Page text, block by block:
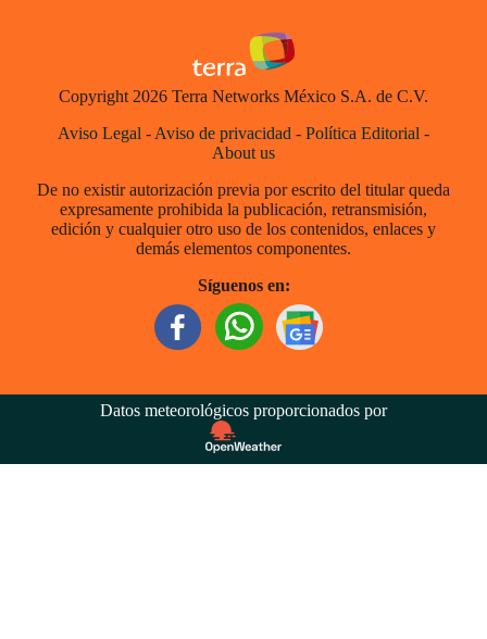
Copyright 2026 Terra Networks México S.A. de C.V.
Aviso Legal - Aviso de privacidad - Política Editorial -
About us
De no existir autorización previa por escrito del titular queda
expresamente prohibida la publicación, retransmisión,
edición y cualquier otro uso de los contenidos, enlaces y
demás elementos componentes.
Síguenos en:
Datos meteorológicos proporcionados por